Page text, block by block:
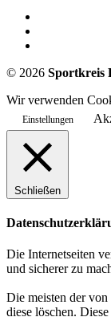
© 2026 Sportkreis
Wir verwenden
Einstellungen
Schließen
Die Internetseiten
und sicherer zu
Die meisten der von
diese löschen.